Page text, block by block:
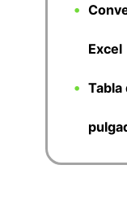
Excel
Tabla